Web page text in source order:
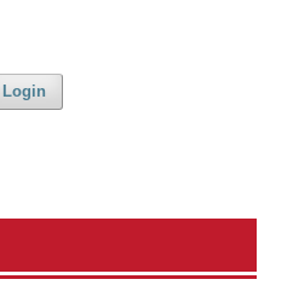
Login